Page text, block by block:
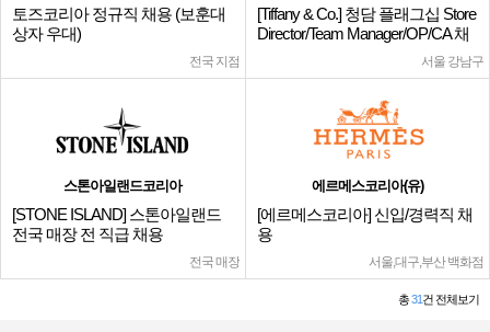
토즈코리아 정규직 채용 (보훈대
상자 우대)
전국 지점
[Tiffany & Co.] 청담 플래그십 Store
Director/Team Manager/OP/CA 채
서울 강남구
스톤아일랜드코리아
[STONE ISLAND] 스톤아일랜드
전국 매장 전 직급 채용
전국 매장
에르메스코리아(유)
[에르메스코리아] 신입/경력직 채
용
서울,대구,부산 백화점
총31건 전체보기